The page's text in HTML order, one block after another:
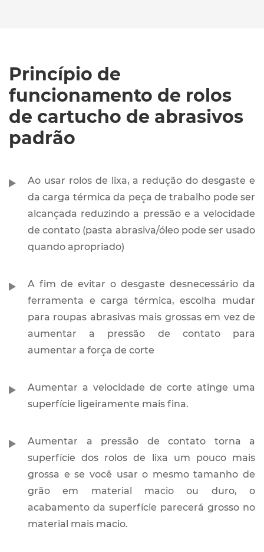
Princípio de
funcionamento de rolos
de cartucho de abrasivos
padrão
Ao usar rolos de lixa, a redução do desgaste e
da carga térmica da peça de trabalho pode ser
alcançada reduzindo a pressão e a velocidade
de contato (pasta abrasiva/óleo pode ser usado
quando apropriado)
A fim de evitar o desgaste desnecessário da
ferramenta e carga térmica, escolha mudar
para roupas abrasivas mais grossas em vez de
aumentar a pressão de contato para
aumentar a força de corte
Aumentar a velocidade de corte atinge uma
superfície ligeiramente mais fina.
Aumentar a pressão de contato torna a
superfície dos rolos de lixa um pouco mais
grossa e se você usar o mesmo tamanho de
grão em material macio ou duro, o
acabamento da superfície parecerá grosso no
material mais macio.